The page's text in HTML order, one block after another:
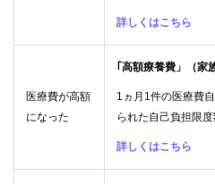
詳しくはこちら
医療費が高額
になった
｢高額療養費」（家
1ヵ月1件の医療費
られた自己負担限
詳しくはこちら